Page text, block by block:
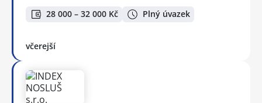
28 000 – 32 000 Kč Plný úvazek
včerejší